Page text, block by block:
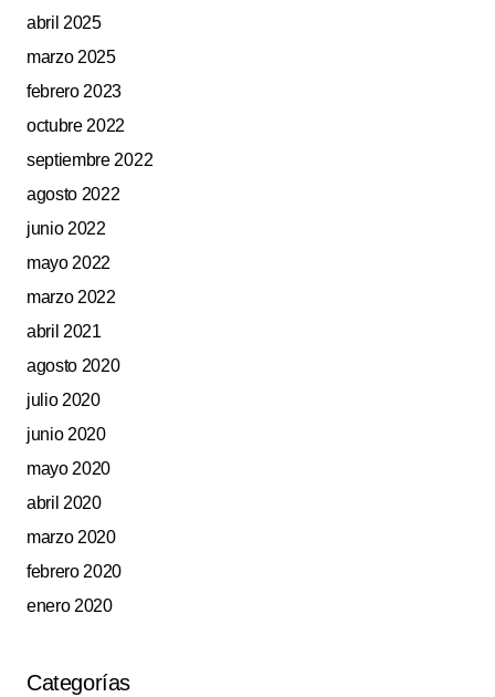
abril 2025
marzo 2025
febrero 2023
octubre 2022
septiembre 2022
agosto 2022
junio 2022
mayo 2022
marzo 2022
abril 2021
agosto 2020
julio 2020
junio 2020
mayo 2020
abril 2020
marzo 2020
febrero 2020
enero 2020
Categorías